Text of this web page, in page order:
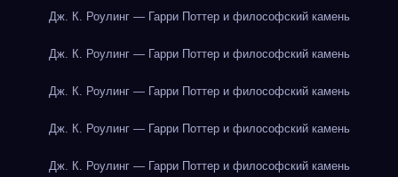
Дж. К. Роулинг — Гарри Поттер и философский камень
Дж. К. Роулинг — Гарри Поттер и философский камень
Дж. К. Роулинг — Гарри Поттер и философский камень
Дж. К. Роулинг — Гарри Поттер и философский камень
Дж. К. Роулинг — Гарри Поттер и философский камень